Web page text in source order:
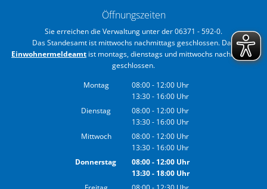
Öffnungszeiten
Sie erreichen die Verwaltung unter der 06371 - 592-0.
Das Standesamt ist mittwochs nachmittags geschlossen. Das
Einwohnermeldeamt ist montags, dienstags und mittwochs nachmittags
geschlossen.
Montag
08:00- 12:00 Uhr
Von 08:00 bis 12:00 Uhr
13:30- 16:00 Uhr
Von 13:30 bis 16:00 Uhr
Dienstag 08:00- 12:00 Uhr
Von 08:00 bis 12:00 Uhr
13:30- 16:00 Uhr
Von 13:30 bis 16:00 Uhr
Mittwoch 08:00- 12:00 Uhr
Von 08:00 bis 12:00 Uhr
13:30- 16:00 Uhr
Von 13:30 bis 16:00 Uhr
Donnerstag 08:00- 12:00Uhr
Von 08:00 bis 12:00 Uhr
13:30- 18:00Uhr
Von 13:30 bis 18:00 Uhr